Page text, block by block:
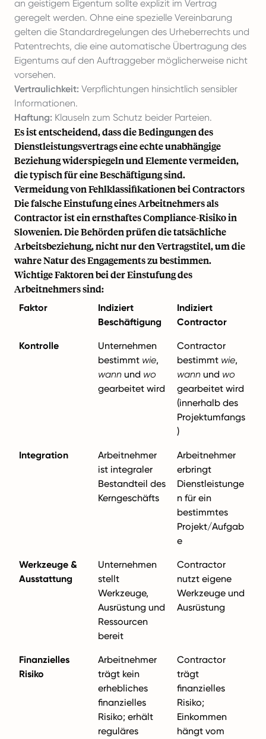
an geistigem Eigentum sollte explizit im Vertrag
geregelt werden. Ohne eine spezielle Vereinbarung
gelten die Standardregelungen des Urheberrechts und
Patentrechts, die eine automatische Übertragung des
Eigentums auf den Auftraggeber möglicherweise nicht
vorsehen.
Vertraulichkeit: Verpflichtungen hinsichtlich sensibler
Informationen.
Haftung: Klauseln zum Schutz beider Parteien.
Es ist entscheidend, dass die Bedingungen des
Dienstleistungsvertrags eine echte unabhängige
Beziehung widerspiegeln und Elemente vermeiden,
die typisch für eine Beschäftigung sind.
Vermeidung von Fehlklassifikationen bei Contractors
Die falsche Einstufung eines Arbeitnehmers als
Contractor ist ein ernsthaftes Compliance-Risiko in
Slowenien. Die Behörden prüfen die tatsächliche
Arbeitsbeziehung, nicht nur den Vertragstitel, um die
wahre Natur des Engagements zu bestimmen.
Wichtige Faktoren bei der Einstufung des
Arbeitnehmers sind:
Faktor
Indiziert
Beschäftigung
Indiziert
Contractor
Kontrolle
Unternehmen
bestimmt wie,
wann und wo
gearbeitet wird
Contractor
bestimmt wie,
wann und wo
gearbeitet wird
(innerhalb des
Projektumfangs
)
Integration
Arbeitnehmer
ist integraler
Bestandteil des
Kerngeschäfts
Arbeitnehmer
erbringt
Dienstleistunge
n für ein
bestimmtes
Projekt/Aufgab
e
Werkzeuge &
Ausstattung
Unternehmen
stellt
Werkzeuge,
Ausrüstung und
Ressourcen
bereit
Contractor
nutzt eigene
Werkzeuge und
Ausrüstung
Finanzielles
Risiko
Arbeitnehmer
trägt kein
erhebliches
finanzielles
Risiko; erhält
reguläres
Contractor
trägt
finanzielles
Risiko;
Einkommen
hängt vom